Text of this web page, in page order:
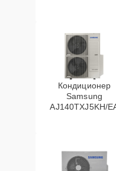
Кондиционер
Samsung
AJ140TXJ5KH/